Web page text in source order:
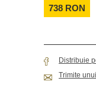
738 RON
Distribuie
Trimite